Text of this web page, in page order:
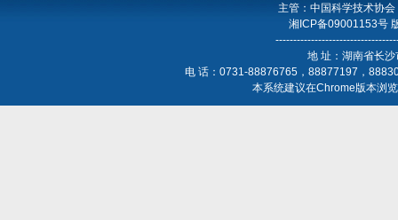
主管：中国科学技术协
湘ICP备09001153号
地 址：湖南省长
电 话：0731-88876765，88877197，
本系统建议在Chrome版本浏